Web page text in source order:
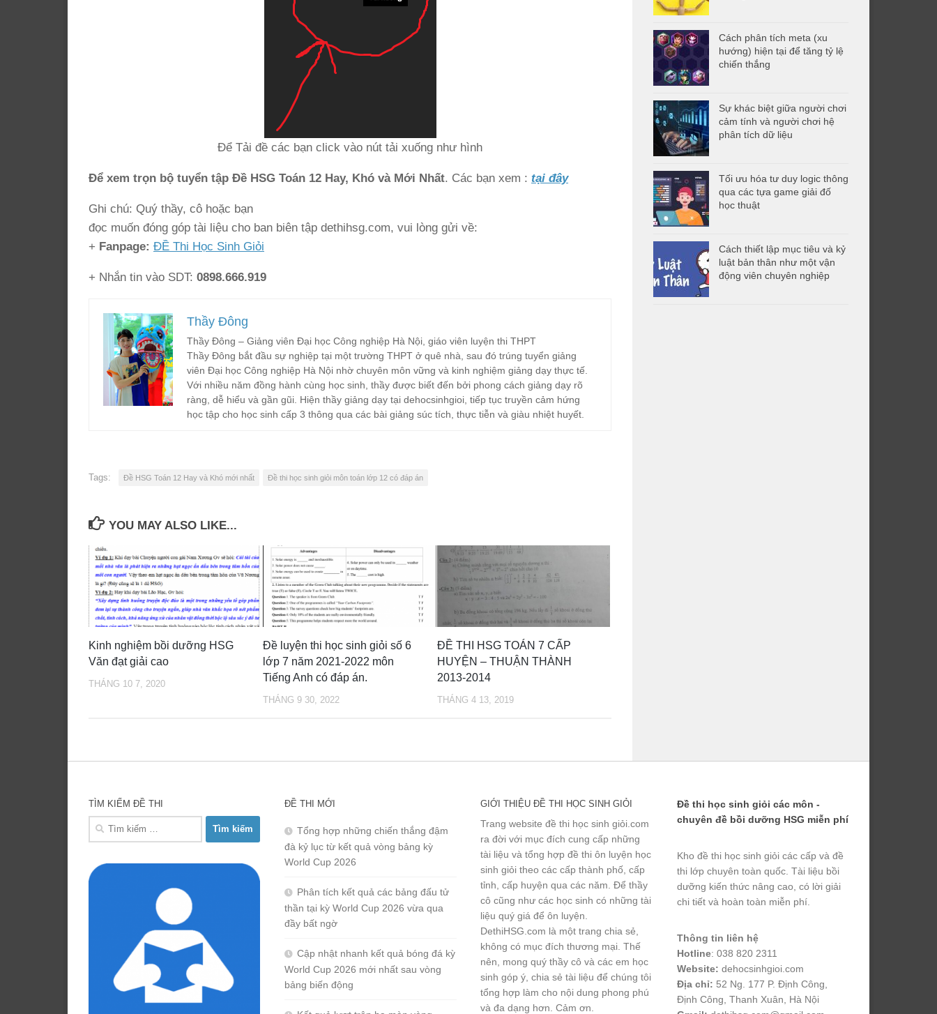
Để Tải đề các bạn click vào nút tải xuống như hình
Để xem trọn bộ tuyển tập Đề HSG Toán 12 Hay, Khó và Mới Nhất. Các bạn xem : tại đây
Ghi chú: Quý thầy, cô hoặc bạn
đọc muốn đóng góp tài liệu cho ban biên tập dethihsg.com, vui lòng gửi về:
+ Fanpage: ĐỀ Thi Học Sinh Giỏi
+ Nhắn tin vào SDT: 0898.666.919
Thầy Đông
Thầy Đông – Giảng viên Đại học Công nghiệp Hà Nội, giáo viên luyện thi THPT
Thầy Đông bắt đầu sự nghiệp tại một trường THPT ở quê nhà, sau đó trúng tuyển giảng
viên Đại học Công nghiệp Hà Nội nhờ chuyên môn vững và kinh nghiệm giảng dạy thực tế.
Với nhiều năm đồng hành cùng học sinh, thầy được biết đến bởi phong cách giảng dạy rõ
ràng, dễ hiểu và gần gũi. Hiện thầy giảng dạy tại dehocsinhgioi, tiếp tục truyền cảm hứng
học tập cho học sinh cấp 3 thông qua các bài giảng súc tích, thực tiễn và giàu nhiệt huyết.
Tags: Đề HSG Toán 12 Hay và Khó mới nhất Đề thi học sinh giỏi môn toán lớp 12 có đáp án
YOU MAY ALSO LIKE...
Kinh nghiệm bồi dưỡng HSG
Văn đạt giải cao
THÁNG 10 7, 2020
Đề luyện thi học sinh giỏi số 6
lớp 7 năm 2021-2022 môn
Tiếng Anh có đáp án.
THÁNG 9 30, 2022
ĐỀ THI HSG TOÁN 7 CẤP
HUYỆN – THUẬN THÀNH
2013-2014
THÁNG 4 13, 2019
Cách phân tích meta (xu
hướng) hiện tại để tăng tỷ lệ
chiến thắng
Sự khác biệt giữa người chơi
cảm tính và người chơi hệ
phân tích dữ liệu
Tối ưu hóa tư duy logic thông
qua các tựa game giải đố
học thuật
Cách thiết lập mục tiêu và kỷ
luật bản thân như một vận
động viên chuyên nghiệp
TÌM KIẾM ĐỀ THI
Tìm
ĐỀ THI MỚI
Tổng hợp những chiến thắng đậm
đà kỷ lục từ kết quả vòng bảng kỳ
World Cup 2026
Phân tích kết quả các bảng đấu tử
thần tại kỳ World Cup 2026 vừa qua
đầy bất ngờ
Cập nhật nhanh kết quả bóng đá kỳ
World Cup 2026 mới nhất sau vòng
bảng biến động
GIỚI THIỆU ĐỀ THI HỌC SINH GIỎI
Trang website đề thi học sinh giỏi.com
ra đời với mục đích cung cấp những
tài liệu và tổng hợp đề thi ôn luyện học
sinh giỏi theo các cấp thành phố, cấp
tỉnh, cấp huyện qua các năm. Để thầy
cô cũng như các học sinh có những tài
liệu quý giá để ôn luyện.
DethiHSG.com là một trang chia sẻ,
không có mục đích thương mại. Thế
nên, mong quý thầy cô và các em học
sinh góp ý, chia sẻ tài liệu để chúng tôi
tổng hợp làm cho nội dung phong phú
và đa dạng hơn. Cảm ơn.
Đề thi học sinh giỏi các môn -
chuyên đề bồi dưỡng HSG miễn phí
Kho đề thi học sinh giỏi các cấp và đề
thi lớp chuyên toàn quốc. Tài liệu bồi
dưỡng kiến thức nâng cao, có lời giải
chi tiết và hoàn toàn miễn phí.
Thông tin liên hệ
Hotline: 038 820 2311
Website: dehocsinhgioi.com
Địa chỉ: 52 Ng. 177 P. Định Công,
Định Công, Thanh Xuân, Hà Nội